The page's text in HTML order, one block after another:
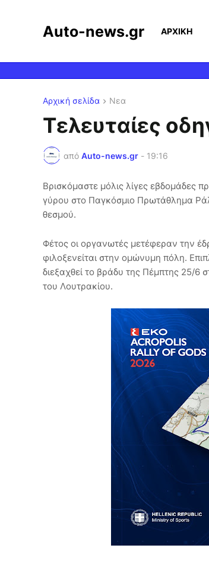
Auto-news.gr ΑΡΧΙΚΗ
Αρχική σελίδα Νεα
Τελευταίες
από Auto-news.gr - 19:16
Βρισκόμαστε μόλις λίγες εβδομάδες
γύρου στο Παγκόσμιο Πρωτάθλημα
θεσμού.
Φέτος οι οργανωτές μετέφεραν την
φιλοξενείται στην ομώνυμη πόλη.
διεξαχθεί το βράδυ της Πέμπτης 25/6
του Λουτρακίου.